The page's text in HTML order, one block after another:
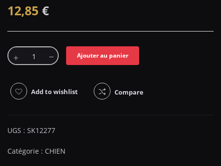
12,85 €
Ajouter au panier
Add to wishlist Compare
UGS : SK12277
Catégorie : CHIEN